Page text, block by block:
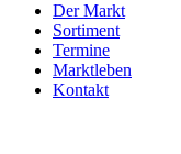
Der Markt
Sortiment
Termine
Marktleben
Kontakt